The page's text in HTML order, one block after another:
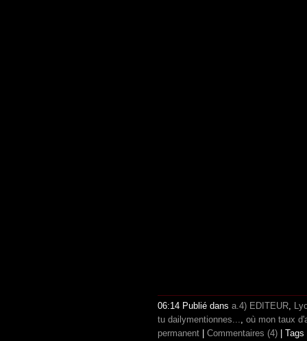
06:14 Publié dans a.4) EDITEUR,
tu dailymentionnes..., où mon taux
permanent
Commentaires (4) |